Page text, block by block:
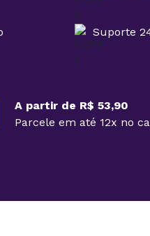
Suporte
A partir de R$ 53,90
Parcele em até 12x no